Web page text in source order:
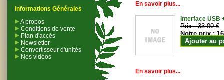
Informations Générales
A propos
Conditions de vente
Plan d'accès
Newsletter
Convertisseur d'unités
Nos vidéos
En savoir plus...
Interface USB
Prix :33.00 €
Notre prix :
Ajouter au
En savoir plus...